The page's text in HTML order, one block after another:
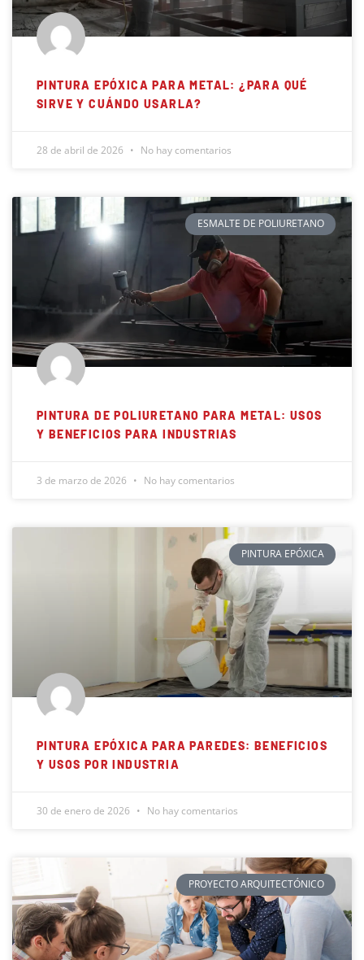
PINTURA EPÓXICA PARA METAL: ¿PARA QUÉ
SIRVE Y CUÁNDO USARLA?
28 de abril de 2026 No hay comentarios
ESMALTE DE POLIURETANO
PINTURA DE POLIURETANO PARA METAL: USOS
Y BENEFICIOS PARA INDUSTRIAS
3 de marzo de 2026 No hay comentarios
PINTURA EPÓXICA
PINTURA EPÓXICA PARA PAREDES: BENEFICIOS
Y USOS POR INDUSTRIA
30 de enero de 2026 No hay comentarios
PROYECTO ARQUITECTÓNICO